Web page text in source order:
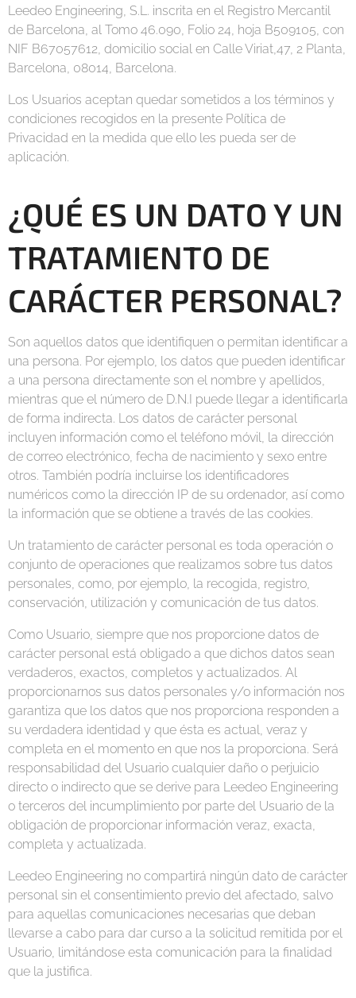
Leedeo Engineering, S.L. inscrita en el Registro Mercantil
de Barcelona, al Tomo 46.090, Folio 24, hoja B509105, con
NIF B67057612, domicilio social en Calle Viriat,47, 2 Planta,
Barcelona, 08014, Barcelona.
Los Usuarios aceptan quedar sometidos a los términos y
condiciones recogidos en la presente Política de
Privacidad en la medida que ello les pueda ser de
aplicación.
¿QUÉ ES UN DATO Y UN
TRATAMIENTO DE
CARÁCTER PERSONAL?
Son aquellos datos que identifiquen o permitan identificar a
una persona. Por ejemplo, los datos que pueden identificar
a una persona directamente son el nombre y apellidos,
mientras que el número de D.N.I puede llegar a identificarla
de forma indirecta. Los datos de carácter personal
incluyen información como el teléfono móvil, la dirección
de correo electrónico, fecha de nacimiento y sexo entre
otros. También podría incluirse los identificadores
numéricos como la dirección IP de su ordenador, así como
la información que se obtiene a través de las cookies.
Un tratamiento de carácter personal es toda operación o
conjunto de operaciones que realizamos sobre tus datos
personales, como, por ejemplo, la recogida, registro,
conservación, utilización y comunicación de tus datos.
Como Usuario, siempre que nos proporcione datos de
carácter personal está obligado a que dichos datos sean
verdaderos, exactos, completos y actualizados. Al
proporcionarnos sus datos personales y/o información nos
garantiza que los datos que nos proporciona responden a
su verdadera identidad y que ésta es actual, veraz y
completa en el momento en que nos la proporciona. Será
responsabilidad del Usuario cualquier daño o perjuicio
directo o indirecto que se derive para Leedeo Engineering
o terceros del incumplimiento por parte del Usuario de la
obligación de proporcionar información veraz, exacta,
completa y actualizada.
Leedeo Engineering no compartirá ningún dato de carácter
personal sin el consentimiento previo del afectado, salvo
para aquellas comunicaciones necesarias que deban
llevarse a cabo para dar curso a la solicitud remitida por el
Usuario, limitándose esta comunicación para la finalidad
que la justifica.